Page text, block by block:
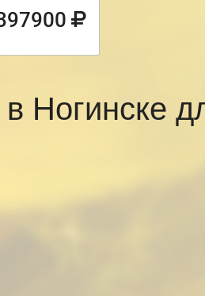
Ногинске